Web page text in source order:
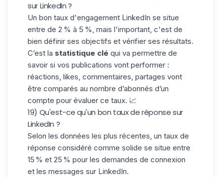
sur LinkedIn ?
Un bon taux d'engagement LinkedIn se situe
entre de 2 % à 5 %, mais l'important, c'est de
bien définir ses objectifs et vérifier ses résultats.
C’est la statistique clé qui va permettre de
savoir si vos publications vont performer :
réactions, likes, commentaires, partages vont
être comparés au nombre d’abonnés d’un
compte pour évaluer ce taux. 📈
19) Qu'est-ce qu'un bon taux de réponse sur
LinkedIn ?
Selon les données les plus récentes, un taux de
réponse considéré comme solide se situe entre
15 % et 25 % pour les demandes de connexion
et les messages sur LinkedIn.